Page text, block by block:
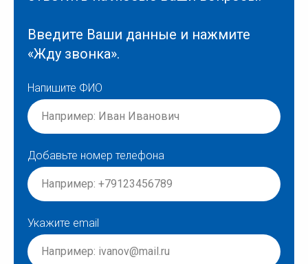
Введите Ваши данные и нажмите
«Жду звонка».
Напишите ФИО
Добавьте номер телефона
Укажите email